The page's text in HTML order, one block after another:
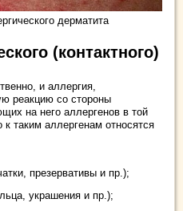
дерматита
(контактного)
и аллергия,
реакцию со стороны
на него аллергенов в той
таким аллергенам относятся
презервативы и пр.);
украшения и пр.);